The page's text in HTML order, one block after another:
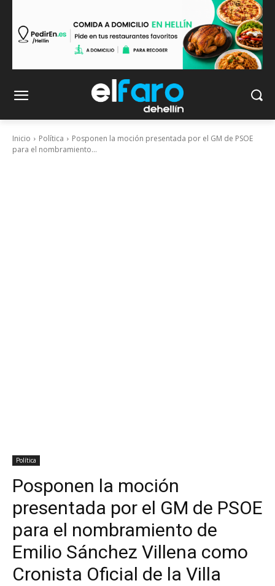
Inicio Política
Posponen la moción presentada por el GM de PSOE
para el nombramiento...
Política
Posponen la moción
presentada por el GM de PSOE
para el nombramiento de
Emilio Sánchez Villena como
Cronista Oficial de la Villa